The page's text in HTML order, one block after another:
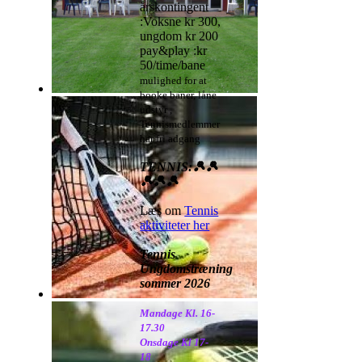
årskontingent
:Voksne kr 300,
ungdom kr 200
pay&play :kr
50/time/bane
mulighed for at
booke baner, låne
udstyr ,
Tennismedlemmer
har fri adgang
TENNIS:🎾🎾
🎾🎾🎾
Læs omTennis
aktiviteter her
Tennis
Ungdomstræning
sommer 2026
Mandage Kl. 16-
17.30
Onsdage Kl 17-
18